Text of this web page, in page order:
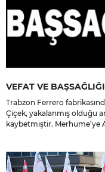
VEFAT VE BAŞSAĞLIĞI
Trabzon Ferrero
Çiçek, yakalanmış olduğu
kaybetmiştir. Merhume’ye